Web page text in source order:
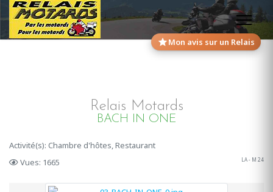
Mon avis sur un Relais
Relais Motards
BACH IN ONE
Activité(s): Chambre d'hôtes, Restaurant
Vues: 1665
LA - M 24